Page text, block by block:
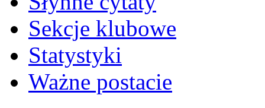
Sekcje klubowe
Statystyki
Ważne postacie